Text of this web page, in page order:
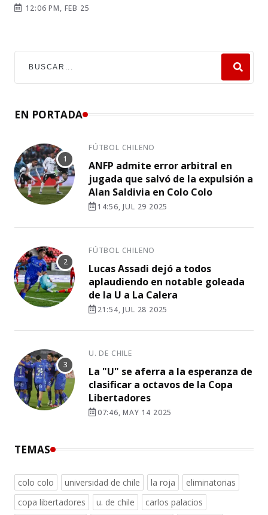
12:06 PM, FEB 25
EN PORTADA
FÚTBOL CHILENO
ANFP admite error arbitral en
jugada que salvó de la expulsión a
Alan Saldivia en Colo Colo
14:56, JUL 29 2025
FÚTBOL CHILENO
Lucas Assadi dejó a todos
aplaudiendo en notable goleada
de la U a La Calera
21:54, JUL 28 2025
U. DE CHILE
La "U" se aferra a la esperanza de
clasificar a octavos de la Copa
Libertadores
07:46, MAY 14 2025
TEMAS
colo colo universidad de chile la roja
eliminatorias
copa libertadores
u. de chile
carlos palacios